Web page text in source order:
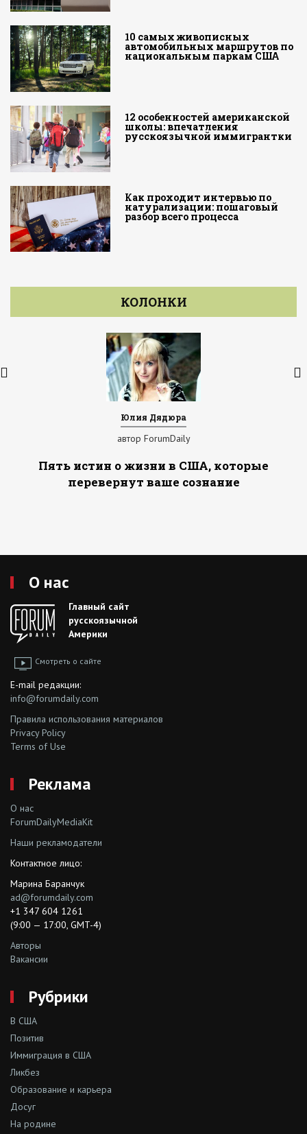
10 самых живописных
автомобильных маршрутов по
национальным паркам США
12 особенностей американской
школы: впечатления
русскоязычной иммигрантки
Как проходит интервью по
натурализации: пошаговый
разбор всего процесса
КОЛОНКИ
Юлия Дядюра
автор ForumDaily
Пять истин о жизни в США, которые
перевернут ваше сознание
О нас
Главный сайт
русскоязычной
Америки
Смотреть о сайте
E-mail редакции:
info@forumdaily.com
Правила использования материалов
Privacy Policy
Terms of Use
Реклама
О нас
ForumDailyMediaKit
Наши рекламодатели
Контактное лицо:
Марина Баранчук
ad@forumdaily.com
+1 347 604 1261
(9:00 — 17:00, GMT-4)
Авторы
Вакансии
Рубрики
В США
Позитив
Иммиграция в США
Ликбез
Образование и карьера
Досуг
На родине